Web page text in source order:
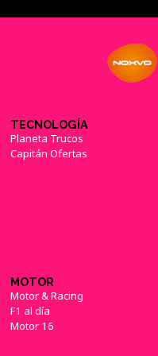
'Dragon Age:
cómics paralela a
Los próximos
Inquisition' no
'Dragon Age'
durante los The
TECNOLOGÍA
Planeta Trucos
Capitán Ofertas
MOTOR
Motor & Racing
F1 al día
Motor 16